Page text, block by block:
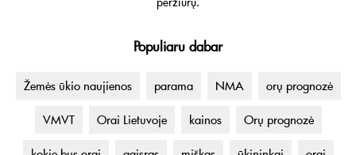
Populiaru dabar
Žemės ūkio naujienos parama NMA orų prognozė
VMVT Orai Lietuvoje kainos Orų prognozė